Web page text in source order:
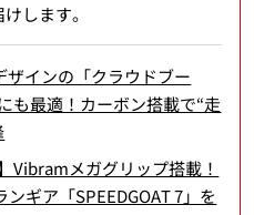
します。
ザインの「クラウドブー
も最適！カーボン搭載で“走
Vibramメガグリップ搭載！
ギア「SPEEDGOAT 7」を